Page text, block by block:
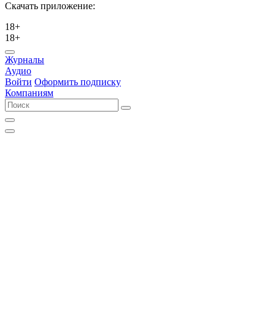
Скачать приложение:
18+
18+
Журналы
Аудио
Войти Оформить подписку
Компаниям